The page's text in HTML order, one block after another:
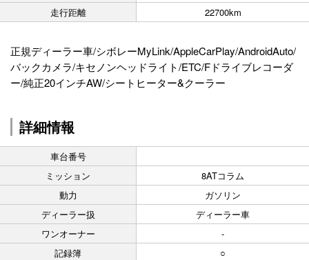
走行距離
22700km
正規ディーラー車/シボレーMyLink/AppleCarPlay/AndroidAuto/
バックカメラ/キセノンヘッドライト/ETC/Fドライブレコーダ
ー/純正20インチAW/シートヒーター&クーラー
詳細情報
車台番号
ミッション
8ATコラム
動力
ガソリン
ディーラー扱
ディーラー車
ワンオーナー
-
記録簿
○